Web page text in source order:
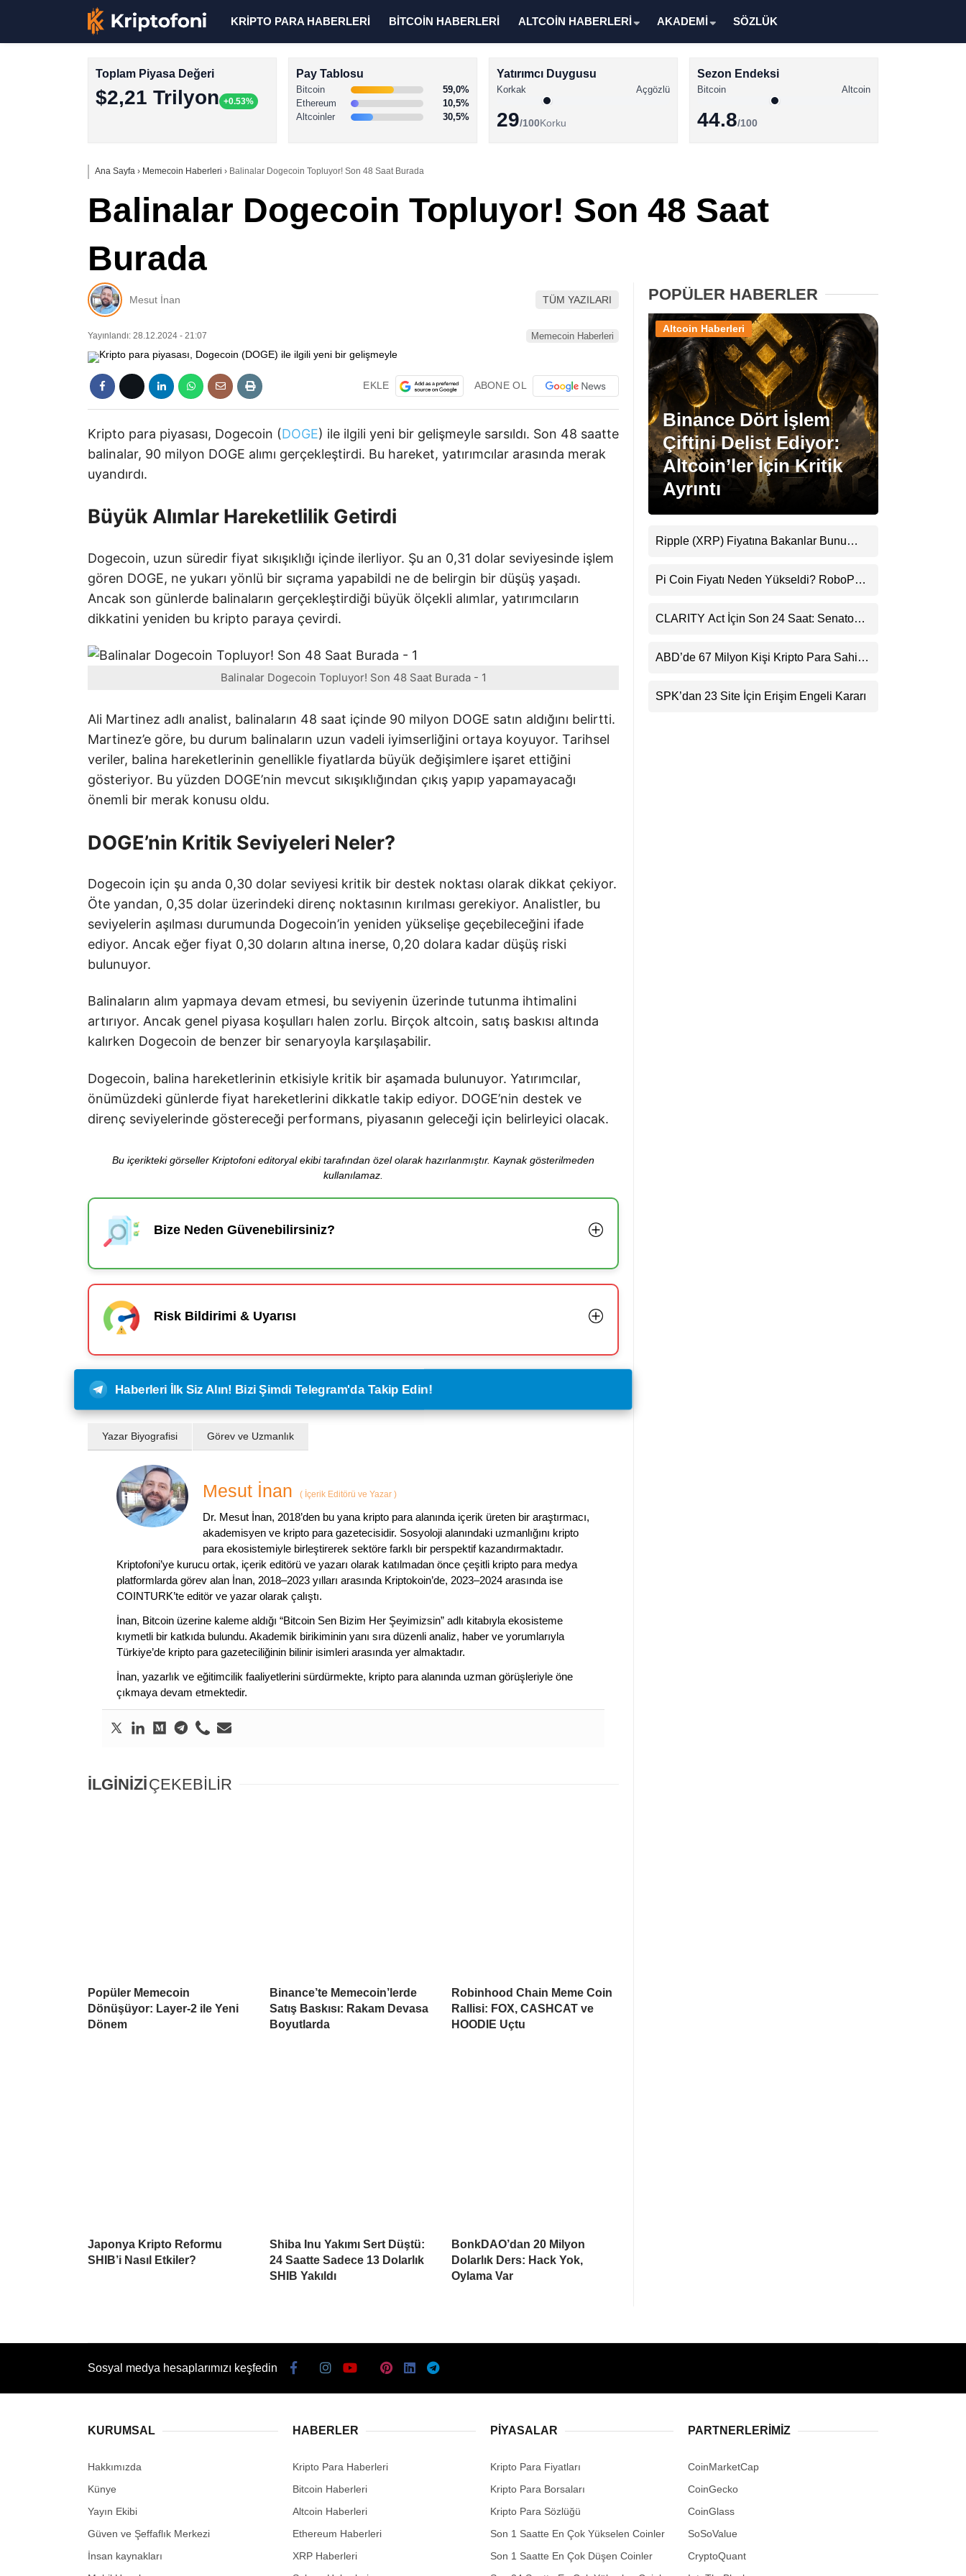
XRP Haberleri
Memecoin Haberleri
Stablecoin Haberleri
Facebook
Instagram
LinkedIn
Telegram
KRİPTO PARA HABERLERİ BİTCOİN HABERLERİ ALTCOİN HABERLERİ AKADEMİ SÖZLÜK
Toplam Piyasa Değeri
$2,21 Trilyon +0.53%
Pay Tablosu
Bitcoin
59,0%
Ethereum
10,5%
Altcoinler
30,5%
Yatırımcı Duygusu
Korkak Açgözlü
29/100Korku
Sezon Endeksi
Bitcoin Altcoin
44.8/100
Ana Sayfa › Memecoin Haberleri › Balinalar Dogecoin Topluyor! Son 48 Saat Burada
Balinalar Dogecoin Topluyor! Son 48 Saat
Burada
Mesut İnan TÜM YAZILARI
Yayınlandı: 28.12.2024 - 21:07 Memecoin Haberleri
EKLE ABONE OL
Kripto para piyasası, Dogecoin (DOGE) ile ilgili yeni bir gelişmeyle sarsıldı. Son 48 saatte
balinalar, 90 milyon DOGE alımı gerçekleştirdi. Bu hareket, yatırımcılar arasında merak
uyandırdı.
Büyük Alımlar Hareketlilik Getirdi
Dogecoin, uzun süredir fiyat sıkışıklığı içinde ilerliyor. Şu an 0,31 dolar seviyesinde işlem
gören DOGE, ne yukarı yönlü bir sıçrama yapabildi ne de belirgin bir düşüş yaşadı.
Ancak son günlerde balinaların gerçekleştirdiği büyük ölçekli alımlar, yatırımcıların
dikkatini yeniden bu kripto paraya çevirdi.
Balinalar Dogecoin Topluyor! Son 48 Saat Burada - 1
Ali Martinez adlı analist, balinaların 48 saat içinde 90 milyon DOGE satın aldığını belirtti.
Martinez’e göre, bu durum balinaların uzun vadeli iyimserliğini ortaya koyuyor. Tarihsel
veriler, balina hareketlerinin genellikle fiyatlarda büyük değişimlere işaret ettiğini
gösteriyor. Bu yüzden DOGE’nin mevcut sıkışıklığından çıkış yapıp yapamayacağı
önemli bir merak konusu oldu.
DOGE’nin Kritik Seviyeleri Neler?
Dogecoin için şu anda 0,30 dolar seviyesi kritik bir destek noktası olarak dikkat çekiyor.
Öte yandan, 0,35 dolar üzerindeki direnç noktasının kırılması gerekiyor. Analistler, bu
seviyelerin aşılması durumunda Dogecoin’in yeniden yükselişe geçebileceğini ifade
ediyor. Ancak eğer fiyat 0,30 doların altına inerse, 0,20 dolara kadar düşüş riski
bulunuyor.
Balinaların alım yapmaya devam etmesi, bu seviyenin üzerinde tutunma ihtimalini
artırıyor. Ancak genel piyasa koşulları halen zorlu. Birçok altcoin, satış baskısı altında
kalırken Dogecoin de benzer bir senaryoyla karşılaşabilir.
Dogecoin, balina hareketlerinin etkisiyle kritik bir aşamada bulunuyor. Yatırımcılar,
önümüzdeki günlerde fiyat hareketlerini dikkatle takip ediyor. DOGE’nin destek ve
direnç seviyelerinde göstereceği performans, piyasanın geleceği için belirleyici olacak.
Bu içerikteki görseller Kriptofoni editoryal ekibi tarafından özel olarak hazırlanmıştır. Kaynak gösterilmeden
kullanılamaz.
Bize Neden Güvenebilirsiniz?
Risk Bildirimi & Uyarısı
Haberleri İlk Siz Alın! Bizi Şimdi Telegram'da Takip Edin!
Yazar Biyografisi Görev ve Uzmanlık
Mesut İnan ( İçerik Editörü ve Yazar )
Dr. Mesut İnan, 2018’den bu yana kripto para alanında içerik üreten bir araştırmacı,
akademisyen ve kripto para gazetecisidir. Sosyoloji alanındaki uzmanlığını kripto
para ekosistemiyle birleştirerek sektöre farklı bir perspektif kazandırmaktadır.
Kriptofoni’ye kurucu ortak, içerik editörü ve yazarı olarak katılmadan önce çeşitli kripto para medya
platformlarda görev alan İnan, 2018–2023 yılları arasında Kriptokoin’de, 2023–2024 arasında ise
COINTURK’te editör ve yazar olarak çalıştı.
İnan, Bitcoin üzerine kaleme aldığı “Bitcoin Sen Bizim Her Şeyimizsin” adlı kitabıyla ekosisteme
kıymetli bir katkıda bulundu. Akademik birikiminin yanı sıra düzenli analiz, haber ve yorumlarıyla
Türkiye’de kripto para gazeteciliğinin bilinir isimleri arasında yer almaktadır.
İnan, yazarlık ve eğitimcilik faaliyetlerini sürdürmekte, kripto para alanında uzman görüşleriyle öne
çıkmaya devam etmektedir.
İLGİNİZİÇEKEBİLİR
Popüler Memecoin
Dönüşüyor: Layer-2 ile Yeni
Dönem
Binance’te Memecoin’lerde
Satış Baskısı: Rakam Devasa
Boyutlarda
Robinhood Chain Meme Coin
Rallisi: FOX, CASHCAT ve
HOODIE Uçtu
Japonya Kripto Reformu
SHIB’i Nasıl Etkiler?
Shiba Inu Yakımı Sert Düştü:
24 Saatte Sadece 13 Dolarlık
SHIB Yakıldı
BonkDAO’dan 20 Milyon
Dolarlık Ders: Hack Yok,
Oylama Var
POPÜLER HABERLER
Binance Dört İşlem
Çiftini Delist Ediyor:
Altcoin’ler İçin Kritik
Ayrıntı
Altcoin Haberleri
Ripple (XRP) Fiyatına Bakanlar Bunu
Uyarı
Pi Coin Fiyatı Neden Yükseldi? RoboPay
Destekledi
CLARITY Act İçin Son 24 Saat: Senato
Beklentisini Bozabilir
ABD’de 67 Milyon Kişi Kripto Para Sahibi:
SPK’dan 23 Site İçin Erişim Engeli Kararı
Sosyal medya hesaplarımızı keşfedin
KURUMSAL
Hakkımızda
Künye
Yayın Ekibi
Güven ve Şeffaflık Merkezi
İnsan kaynakları
HABERLER
Kripto Para Haberleri
Bitcoin Haberleri
Altcoin Haberleri
Ethereum Haberleri
XRP Haberleri
PIYASALAR
Kripto Para Fiyatları
Kripto Para Borsaları
Kripto Para Sözlüğü
Son 1 Saatte En Çok Yükselen Coinler
Son 1 Saatte En Çok Düşen Coinler
PARTNERLERIMIZ
CoinMarketCap
CoinGecko
CoinGlass
SoSoValue
CryptoQuant